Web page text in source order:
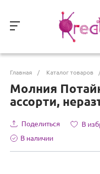
Главная / Каталог товаров
Молния
ассорти,
Поделиться
В
В наличии